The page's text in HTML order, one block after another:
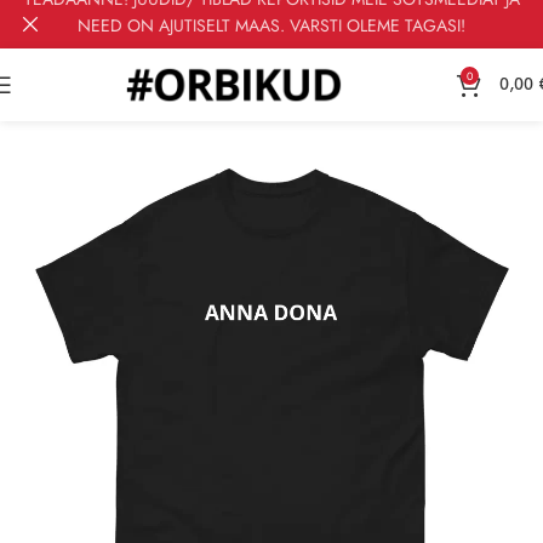
0 0,00
NEED ON AJUTISELT MAAS. VARSTI OLEME TAGASI!